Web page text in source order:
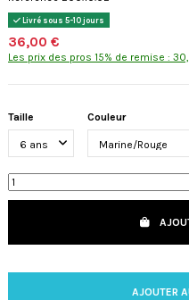
Livré sous 5-10 jours
36,00 €
Les prix des pros 15% de remise :
Taille Couleur
AJOUTER